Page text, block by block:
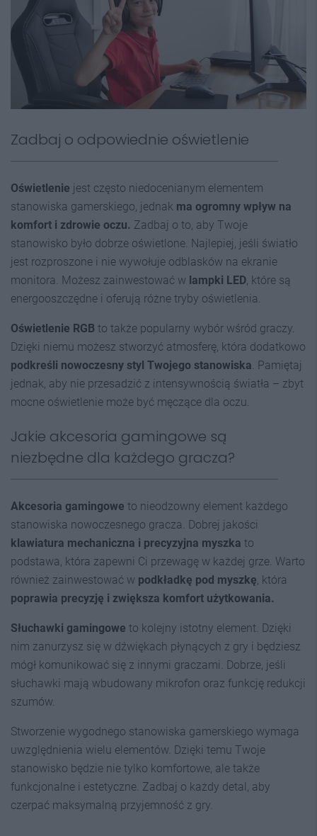
Zadbaj o odpowiednie oświetlenie
Oświetlenie jest często niedocenianym elementem
stanowiska gamerskiego, jednak ma ogromny wpływ na
komfort i zdrowie oczu. Zadbaj o to, aby Twoje
stanowisko było dobrze oświetlone. Najlepiej, jeśli światło
jest rozproszone i nie wywołuje odblasków na ekranie
monitora. Możesz zainwestować w lampki LED , które są
energooszczędne i oferują różne tryby oświetlenia.
Oświetlenie RGB to także popularny wybór wśród graczy.
Dzięki niemu możesz stworzyć atmosferę, która dodatkowo
podkreśli nowoczesny styl Twojego stanowiska . Pamiętaj
jednak, aby nie przesadzić z intensywnością światła – zbyt
mocne oświetlenie może być męczące dla oczu.
Jakie akcesoria gamingowe są
niezbędne dla każdego gracza?
Akcesoria gamingowe to nieodzowny element każdego
stanowiska nowoczesnego gracza. Dobrej jakości
klawiatura mechaniczna i precyzyjna myszka to
podstawa, która zapewni Ci przewagę w każdej grze. Warto
również zainwestować w podkładkę pod myszkę , która
poprawia precyzję i zwiększa komfort użytkowania.
Słuchawki gamingowe to kolejny istotny element. Dzięki
nim zanurzysz się w dźwiękach płynących z gry i będziesz
mógł komunikować się z innymi graczami. Dobrze, jeśli
słuchawki mają wbudowany mikrofon oraz funkcję redukcji
szumów.
Stworzenie wygodnego stanowiska gamerskiego wymaga
uwzględnienia wielu elementów. Dzięki temu Twoje
stanowisko będzie nie tylko komfortowe, ale także
funkcjonalne i estetyczne. Zadbaj o każdy detal, aby
czerpać maksymalną przyjemność z gry.